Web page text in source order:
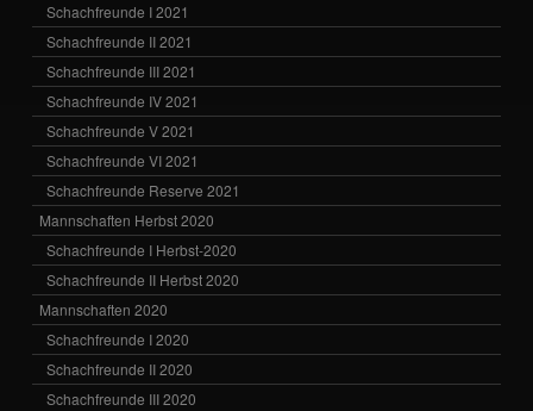
Schachfreunde I 2021
Schachfreunde II 2021
Schachfreunde III 2021
Schachfreunde IV 2021
Schachfreunde V 2021
Schachfreunde VI 2021
Schachfreunde Reserve 2021
Mannschaften Herbst 2020
Schachfreunde I Herbst-2020
Schachfreunde II Herbst 2020
Mannschaften 2020
Schachfreunde I 2020
Schachfreunde II 2020
Schachfreunde III 2020